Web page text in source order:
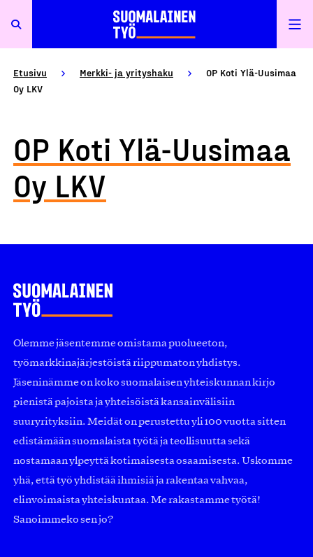
Etusivu Merkki- ja yrityshaku
OP Koti Ylä-Uusimaa
Oy LKV
OP Koti Ylä-Uusimaa
Oy LKV
Olemme jäsentemme omistama puolueeton,
työmarkkinajärjestöistä riippumaton yhdistys.
Jäseninämme on koko suomalaisen yhteiskunnan kirjo
pienistä pajoista ja yhteisöistä kansainvälisiin
suuryrityksiin. Meidät on perustettu yli 100 vuotta sitten
edistämään suomalaista työtä ja teollisuutta sekä
nostamaan ylpeyttä kotimaisesta osaamisesta. Uskomme
yhä, että työ yhdistää ihmisiä ja rakentaa vahvaa,
elinvoimaista yhteiskuntaa. Me rakastamme työtä!
Sanoimmeko sen jo?